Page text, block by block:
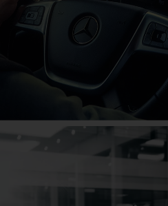
Fêtez avec nous dès maintenant !